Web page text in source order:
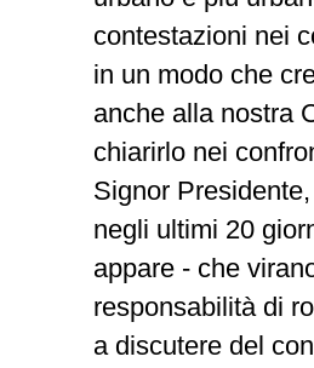
contestazioni nei
in un modo che
anche alla nostra
chiarirlo nei
Signor
negli ultimi 20
appare - che
responsabilità di
a discutere del